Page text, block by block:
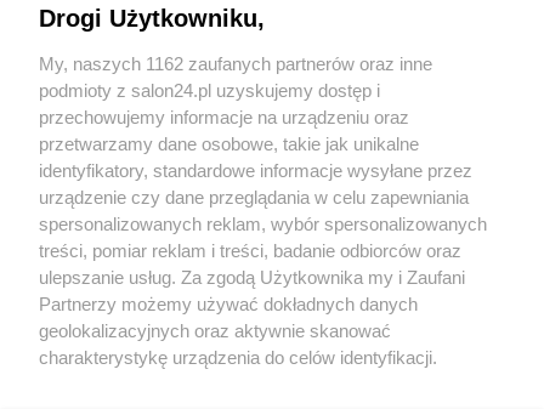
Sport
Społeczeństwo
Kultura
X Facebook Instagram Youtube
Drogi Użytkowniku,
My, naszych 1162 zaufanych partnerów oraz inne
podmioty z salon24.pl uzyskujemy dostęp i
przechowujemy informacje na urządzeniu oraz
przetwarzamy dane osobowe, takie jak unikalne
identyfikatory, standardowe informacje wysyłane przez
urządzenie czy dane przeglądania w celu zapewniania
spersonalizowanych reklam, wybór spersonalizowanych
treści, pomiar reklam i treści, badanie odbiorców oraz
ulepszanie usług. Za zgodą Użytkownika my i Zaufani
Partnerzy możemy używać dokładnych danych
geolokalizacyjnych oraz aktywnie skanować
charakterystykę urządzenia do celów identyfikacji.